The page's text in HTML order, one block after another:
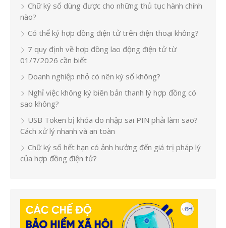
Chữ ký số dùng được cho những thủ tục hành chính
nào?
Có thể ký hợp đồng điện tử trên điện thoại không?
7 quy định về hợp đồng lao động điện tử từ
01/7/2026 cần biết
Doanh nghiệp nhỏ có nên ký số không?
Nghỉ việc không ký biên bản thanh lý hợp đồng có
sao không?
USB Token bị khóa do nhập sai PIN phải làm sao?
Cách xử lý nhanh và an toàn
Chữ ký số hết hạn có ảnh hưởng đến giá trị pháp lý
của hợp đồng điện tử?